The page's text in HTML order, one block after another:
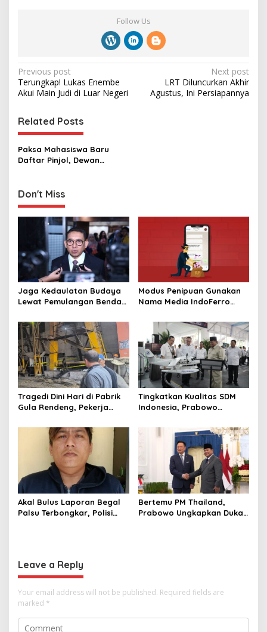
Follow Us
P
o
t
n
a
i
g
i
o
n
Previous post
Terungkap! Lukas Enembe
Akui Main Judi di Luar Negeri
Next post
LRT Diluncurkan Akhir
Agustus, Ini Persiapannya
Related Posts
Paksa Mahasiswa Baru
Daftar Pinjol, Dewan
Don't Miss
Jaga Kedaulatan Budaya
Lewat Pemulangan Benda
Modus Penipuan Gunakan
Nama Media IndoFerro
Waspadalah!
Tragedi Dini Hari di Pabrik
Gula Rendeng, Pekerja
Pengangkat Tebu
Tingkatkan Kualitas SDM
Indonesia, Prabowo
hingga Undang Universitas
Terbaik Dunia
Akal Bulus Laporan Begal
Palsu Terbongkar, Polisi
Bertemu PM Thailand,
Prabowo Ungkapkan Duka
Leave a Reply
Your email address will not be published. Required fields are
marked *